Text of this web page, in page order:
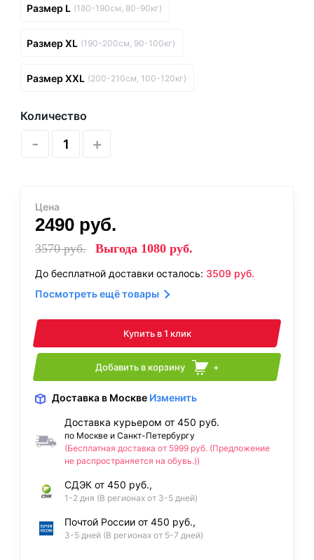
Размер L (180-190см, 80-90кг)
Размер XL (190-200см, 90-100кг)
Размер XXL (200-210см, 100-120кг)
Количество
- +
Цена
2490 руб.
3570руб. Выгода 1080 руб.
До бесплатной доставки осталось: 3509 руб.
Посмотреть ещё товары
Купить в 1 клик
Добавить в корзину +
Доставка в Москве Изменить
Доставка курьером от 450 руб.
по Москве и Санкт-Петербургу
(Бесплатная доставка от 5999 руб. (Предложение
не распространяется на обувь.))
СДЭК от 450 руб.,
1-2 дня (В регионах от 3-5 дней)
Почтой России от 450 руб.,
3-5 дней (В регионах от 5-7 дней)